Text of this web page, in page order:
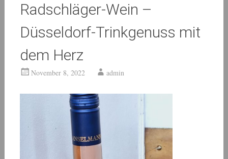
Radschläger-Wein –
Düsseldorf-Trinkgenuss mit
dem Herz
November 8, 2022 admin